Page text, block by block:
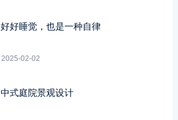
好好睡觉，也是一种自律
2025-02-02
中式庭院景观设计